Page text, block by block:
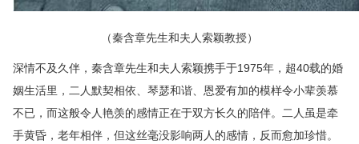
（秦含章先生和夫人索颖教授）
深情不及久伴，秦含章先生和夫人索颖携手于1975年，超40载的婚
姻生活里，二人默契相依、琴瑟和谐、恩爱有加的模样令小辈羡慕
不已，而这般令人艳羡的感情正在于双方长久的陪伴。二人虽是牵
手黄昏，老年相伴，但这丝毫没影响两人的感情，反而愈加珍惜。